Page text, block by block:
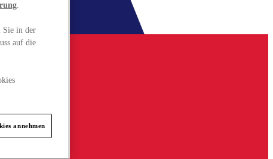
.
Sie in der
auf die
annehmen